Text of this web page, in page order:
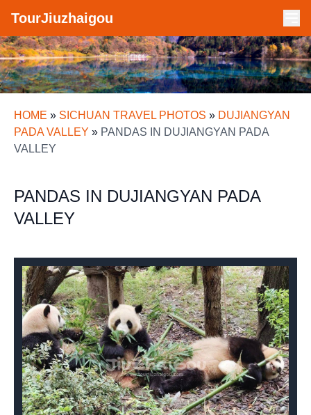
TourJiuzhaigou
HOME » SICHUAN TRAVEL PHOTOS » DUJIANGYAN
PADA VALLEY » PANDAS IN DUJIANGYAN PADA
VALLEY
PANDAS IN DUJIANGYAN PADA
VALLEY